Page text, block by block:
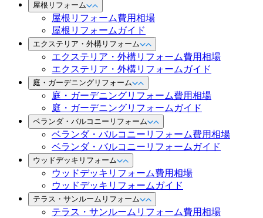
屋根リフォーム
屋根リフォーム費用相場
屋根リフォームガイド
エクステリア・外構リフォーム
エクステリア・外構リフォーム費用相場
エクステリア・外構リフォームガイド
庭・ガーデニングリフォーム
庭・ガーデニングリフォーム費用相場
庭・ガーデニングリフォームガイド
ベランダ・バルコニーリフォーム
ベランダ・バルコニーリフォーム費用相場
ベランダ・バルコニーリフォームガイド
ウッドデッキリフォーム
ウッドデッキリフォーム費用相場
ウッドデッキリフォームガイド
テラス・サンルームリフォーム
テラス・サンルームリフォーム費用相場